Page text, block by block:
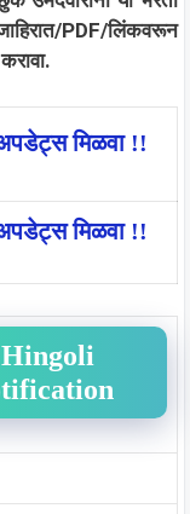
PDF/लिंकवरून
मिळवा !!
मिळवा !!